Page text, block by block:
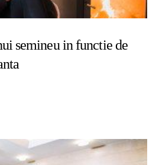
semineu in functie de